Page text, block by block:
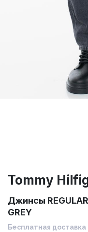
Tommy
Джинсы REGULAR
GREY
Бесплатная доставка